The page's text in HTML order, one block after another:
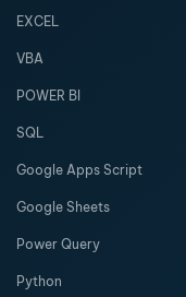
EXCEL
VBA
POWER BI
SQL
Google Apps Script
Google Sheets
Power Query
Python